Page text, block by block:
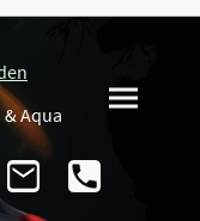
Aqua